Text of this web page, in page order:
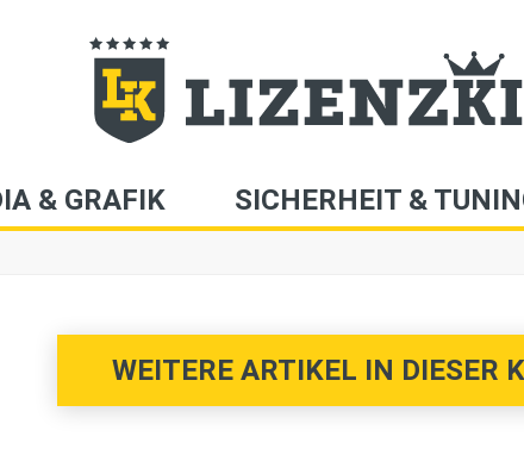
& GRAFIK SICHERHEIT &
WEITERE ARTIKEL IN DIESER